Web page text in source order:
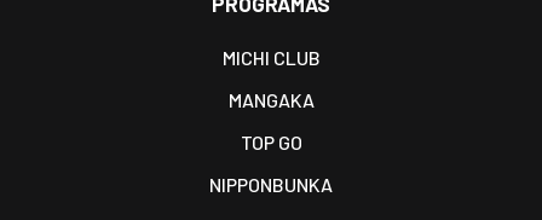
MICHI CLUB
MANGAKA
TOP GO
NIPPONBUNKA